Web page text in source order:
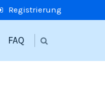
Registrierung
FAQ